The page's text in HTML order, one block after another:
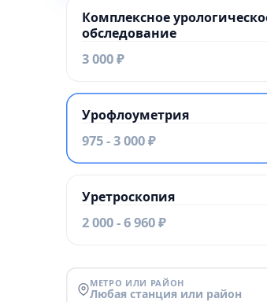
Комплексное
обследование
3 000 ₽
Урофлоуметрия
975 - 3 000 ₽
Уретроскопия
2 000 - 6 960 ₽
МЕТРО ИЛИ РАЙОН
Любая станция или район